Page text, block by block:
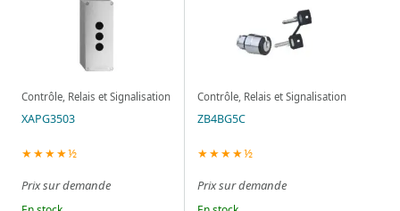
Contrôle, Relais et Signalisation
XAPG3503
★★★★½
Prix sur demande
Contrôle, Relais et Signalisation
ZB4BG5C
★★★★½
Prix sur demande